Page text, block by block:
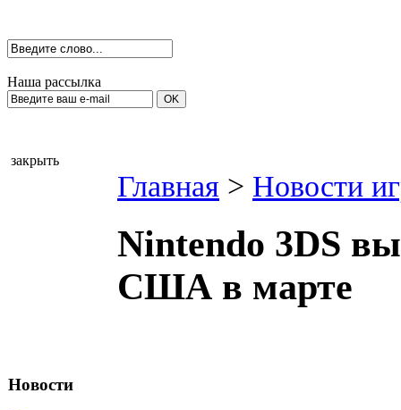
Наша рассылка
закрыть
Новости
Главная > Новости
Nintendo 3DS
США в марте